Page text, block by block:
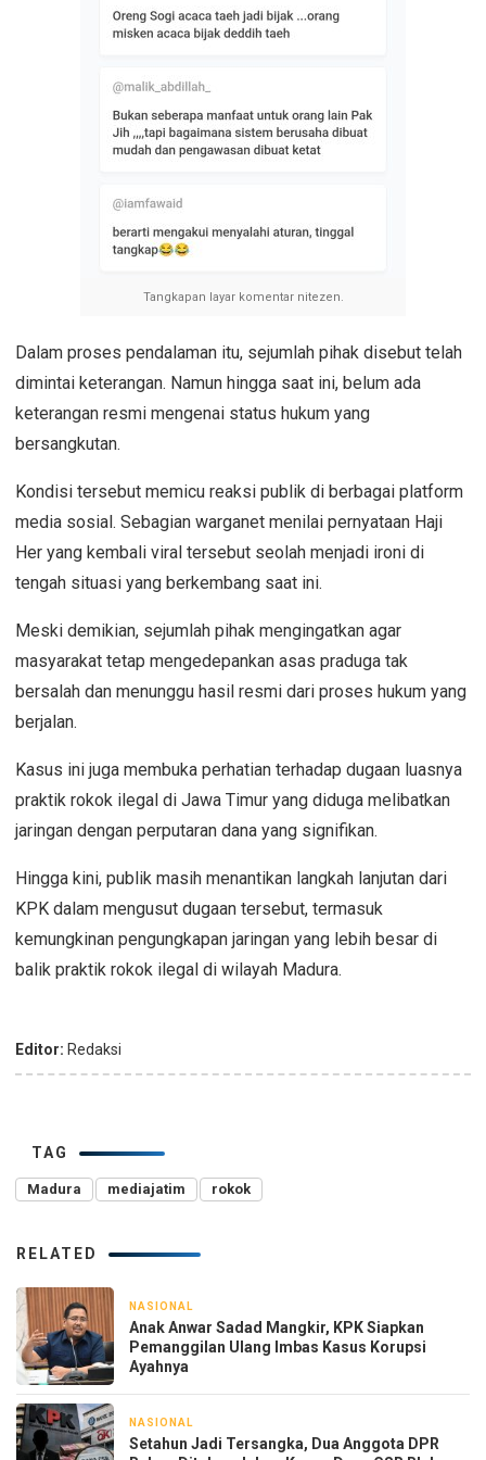
Tangkapan layar komentar nitezen.
‎Dalam proses pendalaman itu, sejumlah pihak disebut telah
dimintai keterangan. Namun hingga saat ini, belum ada
keterangan resmi mengenai status hukum yang
bersangkutan.
‎Kondisi tersebut memicu reaksi publik di berbagai platform
media sosial. Sebagian warganet menilai pernyataan Haji
Her yang kembali viral tersebut seolah menjadi ironi di
tengah situasi yang berkembang saat ini.
‎Meski demikian, sejumlah pihak mengingatkan agar
masyarakat tetap mengedepankan asas praduga tak
bersalah dan menunggu hasil resmi dari proses hukum yang
berjalan.
‎Kasus ini juga membuka perhatian terhadap dugaan luasnya
praktik rokok ilegal di Jawa Timur yang diduga melibatkan
jaringan dengan perputaran dana yang signifikan.
‎Hingga kini, publik masih menantikan langkah lanjutan dari
KPK dalam mengusut dugaan tersebut, termasuk
kemungkinan pengungkapan jaringan yang lebih besar di
balik praktik rokok ilegal di wilayah Madura.
Editor: Redaksi
TAG
Madura mediajatim rokok
RELATED
NASIONAL
Anak Anwar Sadad Mangkir, KPK Siapkan
Pemanggilan Ulang Imbas Kasus Korupsi
Ayahnya
NASIONAL
Setahun Jadi Tersangka, Dua Anggota DPR